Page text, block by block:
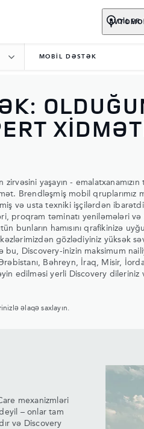
DİLER
MOBIL DƏSTƏK
yaşayın -
Brendləşmiş mobil qruplarımız
və usta texniki işçilərdən
proqram təminatı yeniləmələri və
bunların hamısını qrafikinizə
gözlədiyiniz yüksək
bu, Discovery-inizin maksimum
Bəhreyn, İraq, Misir,
edilməsi yerli Discovery dileriniz
əlaqə saxlayın.
mexanizmləri
– onlar tam
və Discovery